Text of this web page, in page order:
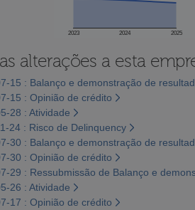
2023 2024 2025
alterações a esta
15 : Balanço e demonstração de
15 : Opinião de crédito
28 : Atividade
24 : Risco de Delinquency
30 : Balanço e demonstração de
30 : Opinião de crédito
29 : Ressubmissão de Balanço e
26 : Atividade
17 : Opinião de crédito